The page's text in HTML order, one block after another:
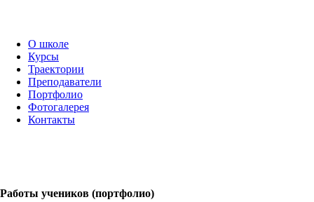
О школе
Курсы
Траектории
Преподаватели
Портфолио
Фотогалерея
Контакты
Работы учеников (портфолио)